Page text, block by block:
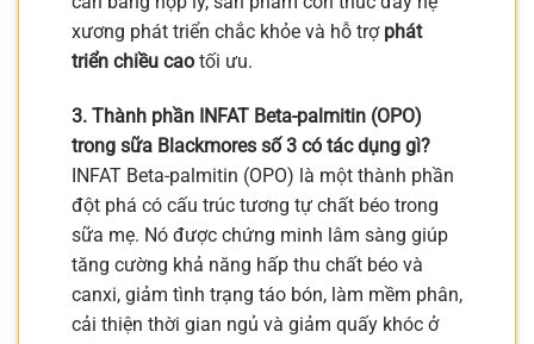
xương phát triển chắc khỏe và hỗ trợ phát
triển chiều cao tối ưu.
3. Thành phần INFAT Beta-palmitin (OPO)
trong sữa Blackmores số 3 có tác dụng gì?
INFAT Beta-palmitin (OPO) là một thành phần
đột phá có cấu trúc tương tự chất béo trong
sữa mẹ. Nó được chứng minh lâm sàng giúp
tăng cường khả năng hấp thu chất béo và
canxi, giảm tình trạng táo bón, làm mềm phân,
cải thiện thời gian ngủ và giảm quấy khóc ở